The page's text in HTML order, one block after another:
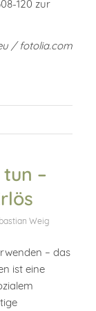
120 zur
/ fotolia.com
–
Weig
– das
ist eine